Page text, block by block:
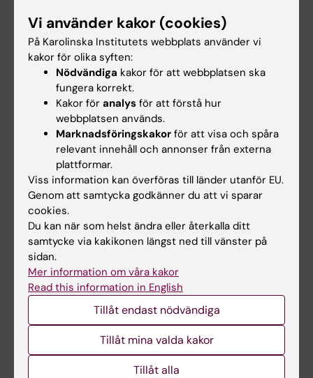
Forskning
Om KI
På gång
Kalender
Student
Ladok
Canvas
Schema
Studentmejlen
Kurs- och programwebbar
Student på KI
Vi använder kakor (cookies)
På Karolinska Institutets webbplats använder vi
kakor för olika syften:
Nödvändiga kakor för att webbplatsen ska
fungera korrekt.
Kakor för analys för att förstå hur
webbplatsen används.
Marknadsföringskakor för att visa och spåra
relevant innehåll och annonser från externa
plattformar.
Viss information kan överföras till länder utanför EU.
Genom att samtycka godkänner du att vi sparar
cookies.
Du kan när som helst ändra eller återkalla ditt
samtycke via kakikonen längst ned till vänster på
sidan.
Mer information om våra kakor
Read this information in English
Tillåt endast nödvändiga
Tillåt mina valda kakor
Tillåt alla